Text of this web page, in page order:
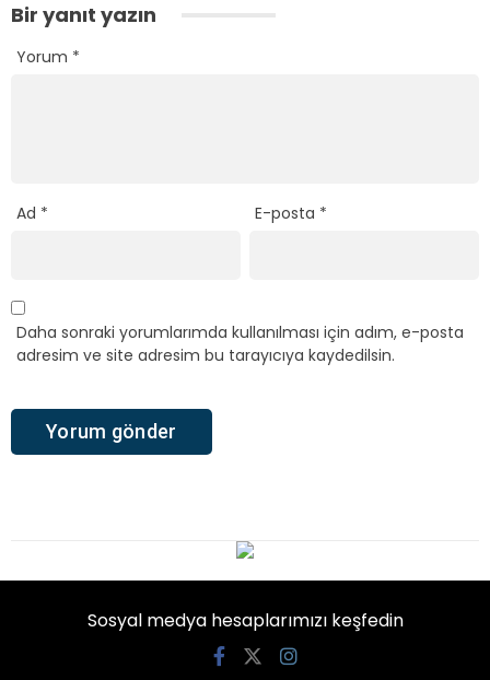
Bir yanıt yazın
Yorum *
Ad * E-posta *
Daha sonraki yorumlarımda kullanılması için adım, e-posta
adresim ve site adresim bu tarayıcıya kaydedilsin.
Sosyal medya hesaplarımızı keşfedin